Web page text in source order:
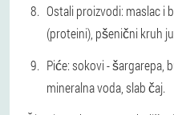
Ostali proizvodi: maslac i
(proteini), pšenični kruh
Piće: sokovi - šargarepa,
mineralna voda, slab čaj.